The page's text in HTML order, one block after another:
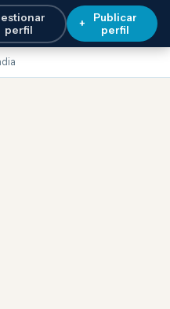
perfil
+
Publicar
perfil